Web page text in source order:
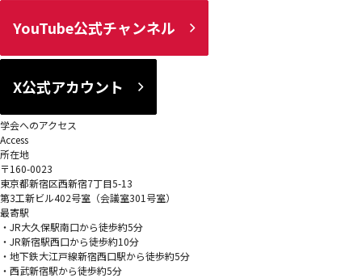
YouTube公式チャンネル
X公式アカウント
学会へのアクセス
Access
所在地
〒160-0023
東京都新宿区西新宿7丁目5-13
第3工新ビル402号室（会議室301号室）
最寄駅
・JR大久保駅南口から徒歩約5分
・JR新宿駅西口から徒歩約10分
・地下鉄大江戸線新宿西口駅から徒歩約5分
・西武新宿駅から徒歩約5分